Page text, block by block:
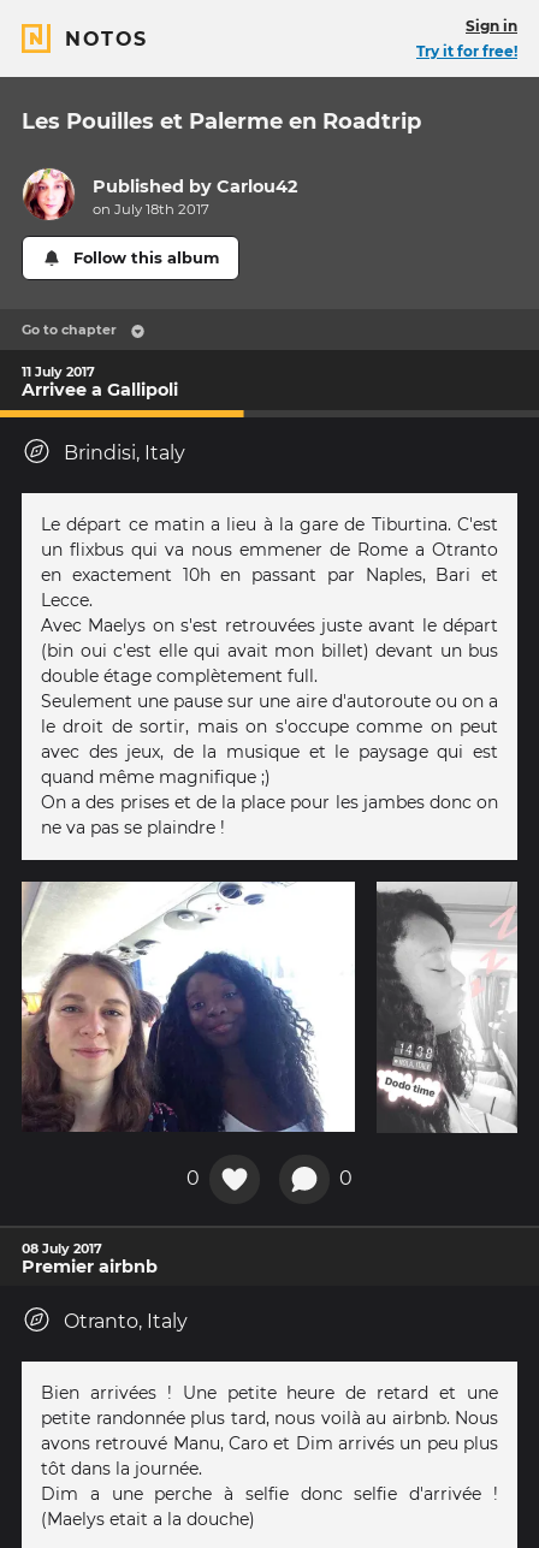
NOTOS
Sign in
Try it for free!
Les Pouilles et Palerme en Roadtrip
Published byCarlou42
on July 18th 2017
Follow this album
Go to chapter
11 July 2017
Arrivee a Gallipoli
Brindisi, Italy
Le départ ce matin a lieu à la gare de Tiburtina. C'est
un flixbus qui va nous emmener de Rome a Otranto
en exactement 10h en passant par Naples, Bari et
Lecce.
Avec Maelys on s'est retrouvées juste avant le départ
(bin oui c'est elle qui avait mon billet) devant un bus
double étage complètement full.
Seulement une pause sur une aire d'autoroute ou on a
le droit de sortir, mais on s'occupe comme on peut
avec des jeux, de la musique et le paysage qui est
quand même magnifique ;)
On a des prises et de la place pour les jambes donc on
ne va pas se plaindre !
0 0
08 July 2017
Premier airbnb
Otranto, Italy
Bien arrivées ! Une petite heure de retard et une
petite randonnée plus tard, nous voilà au airbnb. Nous
avons retrouvé Manu, Caro et Dim arrivés un peu plus
tôt dans la journée.
Dim a une perche à selfie donc selfie d'arrivée !
(Maelys etait a la douche)